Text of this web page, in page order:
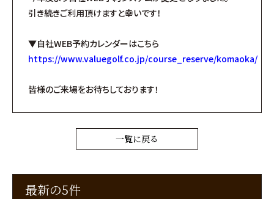
引き続きご利用頂けますと幸いです！
▼自社WEB予約カレンダーはこちら
https://www.valuegolf.co.jp/course_reserve/komaoka/
皆様のご来場をお待ちしております！
一覧に戻る
最新の5件